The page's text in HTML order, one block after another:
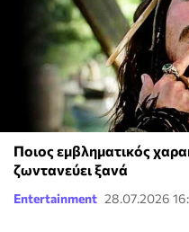
Ποιος εμβληματικός
ζωντανεύει ξανά
Entertainment 28.07.2026